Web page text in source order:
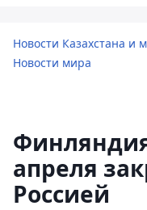
Новости Казахстана и
Новости мира
апреля
Россией